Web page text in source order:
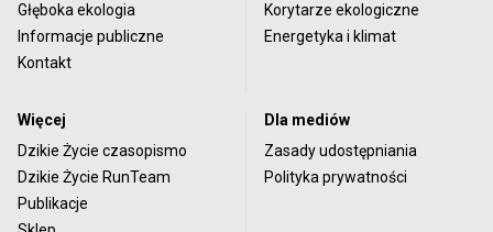
Głęboka ekologia
Informacje publiczne
Kontakt
Korytarze ekologiczne
Energetyka i klimat
Więcej
Dzikie Życie czasopismo
Dzikie Życie RunTeam
Publikacje
Dla mediów
Zasady udostępniania
Polityka prywatności